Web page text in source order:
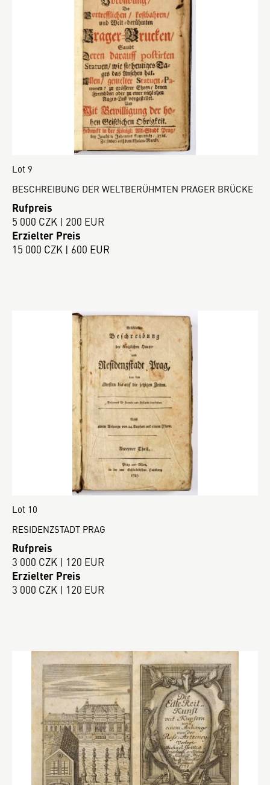
Lot 9
BESCHREIBUNG DER WELTBERÜHMTEN PRAGER BRÜCKE
Rufpreis
5 000 CZK | 200 EUR
Erzielter Preis
15 000 CZK | 600 EUR
Lot 10
RESIDENZSTADT PRAG
Rufpreis
3 000 CZK | 120 EUR
Erzielter Preis
3 000 CZK | 120 EUR